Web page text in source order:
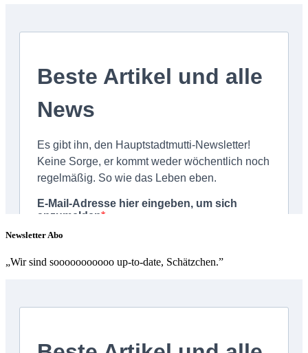
Newsletter Abo
„Wir sind sooooooooooo up-to-date, Schätzchen.”